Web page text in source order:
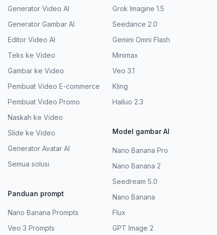
Generator Video AI
Generator Gambar AI
Editor Video AI
Teks ke Video
Gambar ke Video
Pembuat Video E-commerce
Pembuat Video Promo
Naskah ke Video
Slide ke Video
Generator Avatar AI
Semua solusi
Panduan prompt
Nano Banana Prompts
Veo 3 Prompts
Grok Imagine 1.5
Seedance 2.0
Gemini Omni Flash
Minimax
Veo 3.1
Kling
Hailuo 2.3
Model gambar AI
Nano Banana Pro
Nano Banana 2
Seedream 5.0
Nano Banana
Flux
GPT Image 2